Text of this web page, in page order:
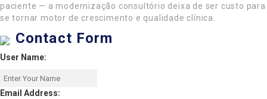
paciente — a modernização consultório deixa de ser custo para
se tornar motor de crescimento e qualidade clínica.
Contact Form
User Name:
Email Address: